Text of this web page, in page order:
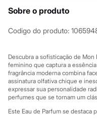
Chinelos
Sandálias
Sapatilhas
Marcas
City
Clock House
Mindset
Sawary
Yessica
Moda esportiva
Sobre o produto
Codigo do produto:
Descubra a sofisticação de
feminino que captura a
fragrância moderna combina
assinatura olfativa chique e
expressar sua personalidade
perfumes que se tornam um
Este Eau de Parfum se destaca